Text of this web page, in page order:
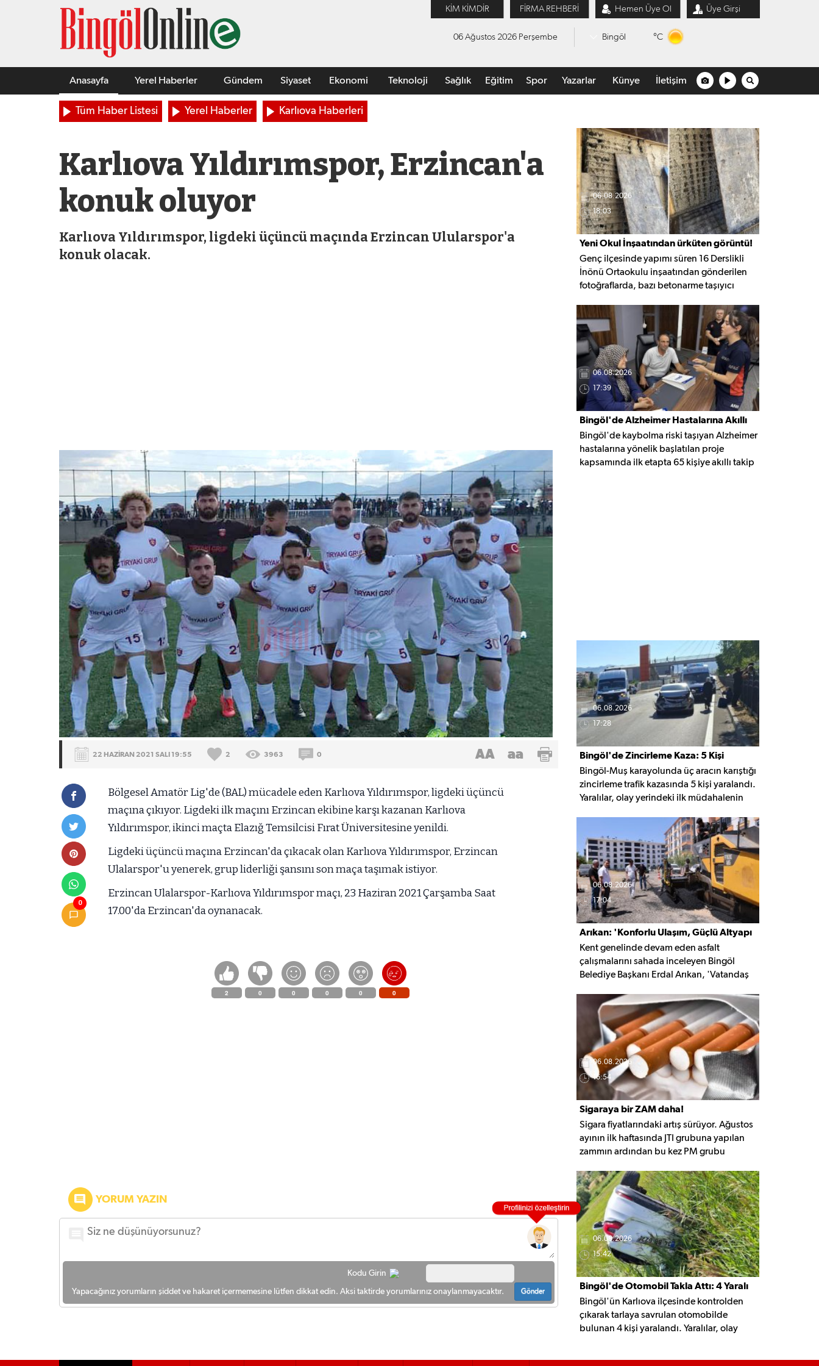
KİM KİMDİR FİRMA REHBERİ Hemen Üye Ol Üye Girşi
06 Ağustos 2026 Perşembe Bingöl °C
Anasayfa Yerel Haberler Gündem Siyaset Ekonomi Teknoloji Sağlık Eğitim Spor Yazarlar Künye İletişim
Tüm Haber Listesi Yerel Haberler Karlıova Haberleri
Karlıova Yıldırımspor, Erzincan'a
konuk oluyor
Karlıova Yıldırımspor, ligdeki üçüncü maçında Erzincan Ulularspor'a
konuk olacak.
22 HAZİRAN 2021 SALI 19:55 2 3963 0 AA aa
0
Bölgesel Amatör Lig'de (BAL) mücadele eden Karlıova Yıldırımspor, ligdeki üçüncü
maçına çıkıyor. Ligdeki ilk maçını Erzincan ekibine karşı kazanan Karlıova
Yıldırımspor, ikinci maçta Elazığ Temsilcisi Fırat Üniversitesine yenildi.
Ligdeki üçüncü maçına Erzincan'da çıkacak olan Karlıova Yıldırımspor, Erzincan
Ulalarspor'u yenerek, grup liderliği şansını son maça taşımak istiyor.
Erzincan Ulalarspor-Karlıova Yıldırımspor maçı, 23 Haziran 2021 Çarşamba Saat
17.00'da Erzincan'da oynanacak.
2 0 0 0 0 0
YORUM YAZIN
Kodu Girin
Yapacağınız yorumların şiddet ve hakaret içermemesine lütfen dikkat edin. Aksi taktirde yorumlarınız onaylanmayacaktır. Gönder
06.08.2026
18:03
Yeni Okul İnşaatından ürküten görüntü!
Genç ilçesinde yapımı süren 16 Derslikli
İnönü Ortaokulu inşaatından gönderilen
fotoğraflarda, bazı betonarme taşıyıcı
donatı demirleri görülüyor. Görüntüler,
yapı kalitesine ilişkin soru işaretleri
oluştururken, yetkili kurumların teknik
inceleme yapması çağrısı yapıldı.
06.08.2026
17:39
Bingöl'de Alzheimer Hastalarına Akıllı
Takip Desteği
Bingöl'de kaybolma riski taşıyan Alzheimer
hastalarına yönelik başlatılan proje
kapsamında ilk etapta 65 kişiye akıllı takip
06.08.2026
17:28
Bingöl'de Zincirleme Kaza: 5 Kişi
Yaralandı
Bingöl-Muş karayolunda üç aracın karıştığı
zincirleme trafik kazasında 5 kişi yaralandı.
Yaralılar, olay yerindeki ilk müdahalenin
06.08.2026
17:04
Arıkan: 'Konforlu Ulaşım, Güçlü Altyapı
İçin Çalışıyoruz'
Kent genelinde devam eden asfalt
çalışmalarını sahada inceleyen Bingöl
Belediye Başkanı Erdal Arıkan, 'Vatandaş
hayatına kattığı konforu hatırlar' diyerek,
ulaşım yatırımlarında kalıcı ve güvenli
çözümleri öncelediklerini söyledi. Arıkan,
bu sezon yaklaşık 40 bin ton asfalt serimi
gerçekleştirileceğini belirtti.
06.08.2026
16:54
Sigaraya bir ZAM daha!
Sigara fiyatlarındaki artış sürüyor. Ağustos
ayının ilk haftasında JTI grubuna yapılan
zammın ardından bu kez PM grubu
gruptaki en ucuz sigara 120 TL, en pahalı
sigara ise 140 TL'ye yükseldi.
06.08.2026
15:42
Bingöl'de Otomobil Takla Attı: 4 Yaralı
Bingöl'ün Karlıova ilçesinde kontrolden
çıkarak tarlaya savrulan otomobilde
bulunan 4 kişi yaralandı. Yaralılar, olay